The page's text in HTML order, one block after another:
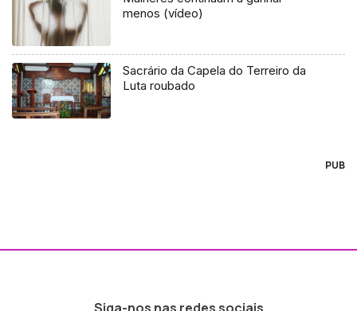
menos (vídeo)
Sacrário da Capela do Terreiro da
Luta roubado
PUB